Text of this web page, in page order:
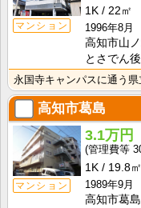
マンション
1K
22㎡
1996年8月
高知市山ノ
とさでん
高知市葛島
マンション
3.1万円
1K
19.8㎡
1989年9月
高知市葛島